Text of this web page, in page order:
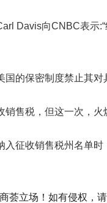
Davis向CNBC表示
的保密制度禁止其
售税，但这一次，火
征收销售税州名单
荟立场！如有侵权，